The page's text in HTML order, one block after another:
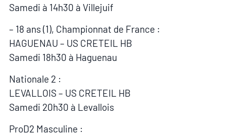
Samedi à 14h30 à Villejuif
– 18 ans (1), Championnat de France :
HAGUENAU – US CRETEIL HB
Samedi 18h30 à Haguenau
Nationale 2 :
LEVALLOIS – US CRETEIL HB
Samedi 20h30 à Levallois
ProD2 Masculine :